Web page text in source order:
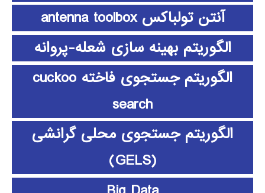
آنتن تولباکس antenna toolbox
الگوریتم بهینه سازی شعله-پروانه
الگوریتم جستجوی فاخته cuckoo
search
الگوریتم جستجوی محلی گرانشی
(GELS)